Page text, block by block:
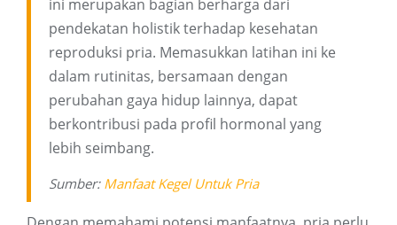
ini merupakan bagian berharga dari
pendekatan holistik terhadap kesehatan
reproduksi pria. Memasukkan latihan ini ke
dalam rutinitas, bersamaan dengan
perubahan gaya hidup lainnya, dapat
berkontribusi pada profil hormonal yang
lebih seimbang.
Sumber: Manfaat Kegel Untuk Pria